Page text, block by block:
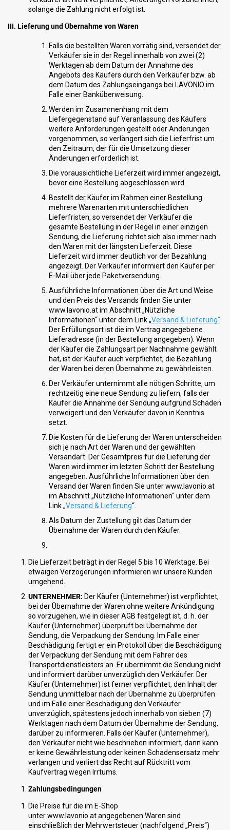
solange die Zahlung nicht erfolgt ist.
III. Lieferung und Übernahme von Waren
Falls die bestellten Waren vorrätig sind, versendet der
Verkäufer sie in der Regel innerhalb von zwei (2)
Werktagen ab dem Datum der Annahme des
Angebots des Käufers durch den Verkäufer bzw. ab
dem Datum des Zahlungseingangs bei LAVONIO im
Falle einer Banküberweisung.
Werden im Zusammenhang mit dem
Liefergegenstand auf Veranlassung des Käufers
weitere Anforderungen gestellt oder Änderungen
vorgenommen, so verlängert sich die Lieferfrist um
den Zeitraum, der für die Umsetzung dieser
Änderungen erforderlich ist.
Die voraussichtliche Lieferzeit wird immer angezeigt,
bevor eine Bestellung abgeschlossen wird.
Bestellt der Käufer im Rahmen einer Bestellung
mehrere Warenarten mit unterschiedlichen
Lieferfristen, so versendet der Verkäufer die
gesamte Bestellung in der Regel in einer einzigen
Sendung, die Lieferung richtet sich also immer nach
den Waren mit der längsten Lieferzeit. Diese
Lieferzeit wird immer deutlich vor der Bezahlung
angezeigt. Der Verkäufer informiert den Käufer per
E-Mail über jede Paketversendung.
Ausführliche Informationen über die Art und Weise
und den Preis des Versands finden Sie unter
www.lavonio.at im Abschnitt „Nützliche
Informationen“ unter dem Link „Versand & Lieferung“
Der Erfüllungsort ist die im Vertrag angegebene
Lieferadresse (in der Bestellung angegeben). Wenn
der Käufer die Zahlungsart per Nachnahme gewählt
hat, ist der Käufer auch verpflichtet, die Bezahlung
der Waren bei deren Übernahme zu gewährleisten.
Der Verkäufer unternimmt alle nötigen Schritte, um
rechtzeitig eine neue Sendung zu liefern, falls der
Käufer die Annahme der Sendung aufgrund Schäden
verweigert und den Verkäufer davon in Kenntnis
setzt.
Die Kosten für die Lieferung der Waren unterscheiden
sich je nach Art der Waren und der gewählten
Versandart. Der Gesamtpreis für die Lieferung der
Waren wird immer im letzten Schritt der Bestellung
angegeben. Ausführliche Informationen über den
Versand der Waren finden Sie unter www.lavonio.at
im Abschnitt „Nützliche Informationen“ unter dem
Link „Versand & Lieferung“.
Als Datum der Zustellung gilt das Datum der
Übernahme der Waren durch den Käufer.
Die Lieferzeit beträgt in der Regel 5 bis 10 Werktage. Bei
etwaigen Verzögerungen informieren wir unsere Kunden
umgehend.
UNTERNEHMER: Der Käufer (Unternehmer) ist verpflichtet,
bei der Übernahme der Waren ohne weitere Ankündigung
so vorzugehen, wie in dieser AGB festgelegt ist, d. h. der
Käufer (Unternehmer) überprüft bei Übernahme der
Sendung, die Verpackung der Sendung. Im Falle einer
Beschädigung fertigt er ein Protokoll über die Beschädigung
der Verpackung der Sendung mit dem Fahrer des
Transportdienstleisters an. Er übernimmt die Sendung nicht
und informiert darüber unverzüglich den Verkäufer. Der
Käufer (Unternehmer) ist ferner verpflichtet, den Inhalt der
Sendung unmittelbar nach der Übernahme zu überprüfen
und im Falle einer Beschädigung den Verkäufer
unverzüglich, spätestens jedoch innerhalb von sieben (7)
Werktagen nach dem Datum der Übernahme der Sendung,
darüber zu informieren. Falls der Käufer (Unternehmer),
den Verkäufer nicht wie beschrieben informiert, dann kann
er keine Gewährleistung oder keinen Schadensersatz mehr
verlangen und verliert das Recht auf Rücktritt vom
Kaufvertrag wegen Irrtums.
Zahlungsbedingungen
Die Preise für die im E-Shop
unter www.lavonio.at angegebenen Waren sind
einschließlich der Mehrwertsteuer (nachfolgend „Preis“)